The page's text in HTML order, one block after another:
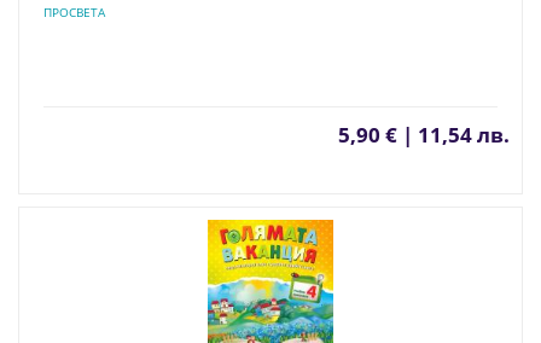
ПРОСВЕТА
5,90 € | 11,54 лв.